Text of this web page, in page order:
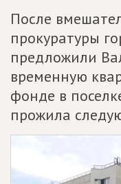
После
прокуратуры
предложили
временную
фонде в
прожила